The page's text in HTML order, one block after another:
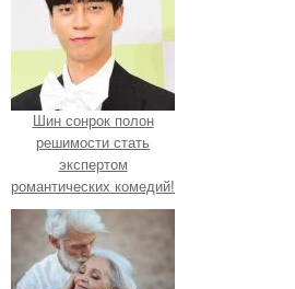
Шин сонрок полон
решимости стать
экспертом
романтических комедий!